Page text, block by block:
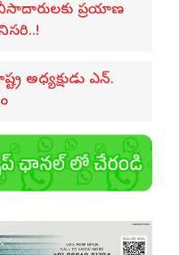
వీసాదారులకు ప్రయాణ
అధ్యక్షుడు ఎన్.